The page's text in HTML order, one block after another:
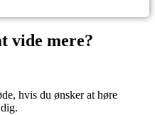
vide mere?
hvis du ønsker at høre